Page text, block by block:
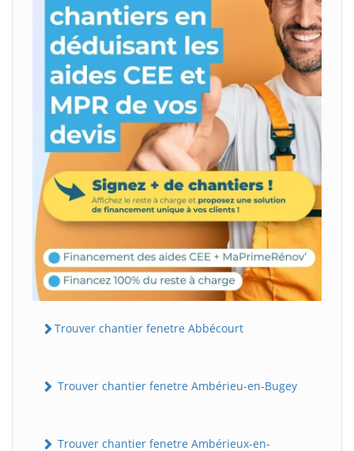
Trouver chantier fenetre Abbécourt
Trouver chantier fenetre Ambérieu-en-Bugey
Trouver chantier fenetre Ambérieux-en-